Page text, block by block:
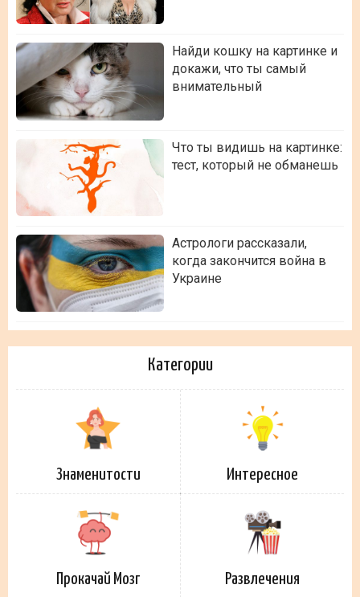
Найди кошку на картинке и
докажи, что ты самый
внимательный
Что ты видишь на картинке:
тест, который не обманешь
Астрологи рассказали,
когда закончится война в
Украине
Категории
Знаменитости Интересное
Прокачай Мозг Развлечения